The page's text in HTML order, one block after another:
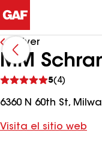
Volver
MM
5(4)
comentarios
6360 N 60th St,
Visita el sitio web